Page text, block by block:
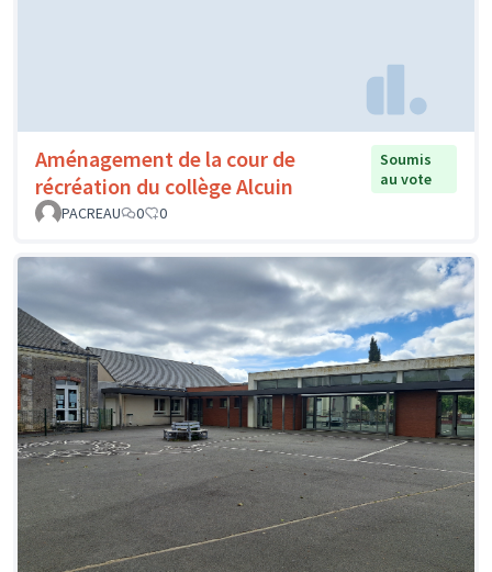
Aménagement de la cour de
récréation du collège Alcuin
Soumis
au vote
PACREAU
0 0